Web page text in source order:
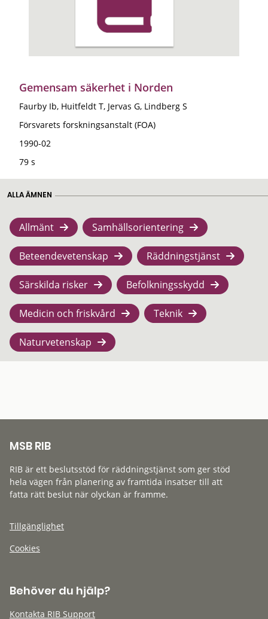
Gemensam säkerhet i Norden
Faurby Ib, Huitfeldt T, Jervas G, Lindberg S
Försvarets forskningsanstalt (FOA)
1990-02
79 s
ALLA ÄMNEN
Allmänt Samhällsorientering
Beteendevetenskap Räddningstjänst
Särskilda risker Befolkningsskydd
Medicin och friskvård Teknik
Naturvetenskap
MSB RIB
RIB är ett beslutsstöd för räddningstjänst som ger stöd
hela vägen från planering av framtida insatser till att
fatta rätt beslut när olyckan är framme.
Tillgänglighet
Cookies
Behöver du hjälp?
Kontakta RIB Support